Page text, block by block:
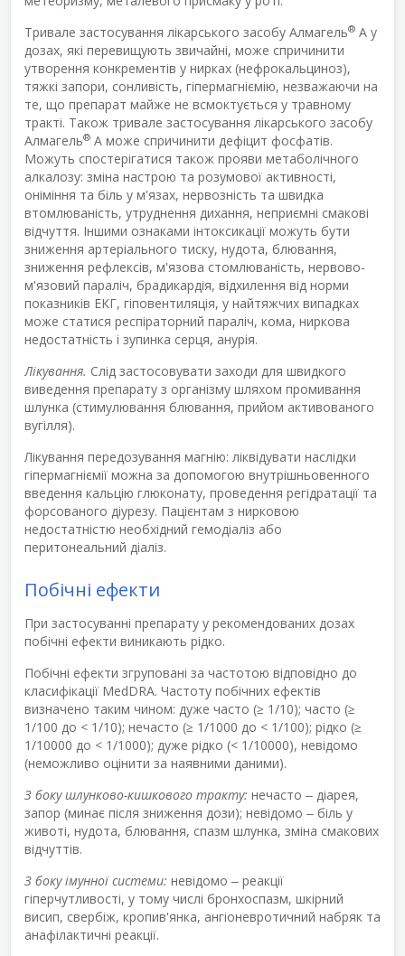
Тривале застосування лікарського засобу Алмагель® А у
дозах, які перевищують звичайні, може спричинити
утворення конкрементів у нирках (нефрокальциноз),
тяжкі запори, сонливість, гіпермагніємію, незважаючи на
те, що препарат майже не всмоктується у травному
тракті. Також тривале застосування лікарського засобу
Алмагель® А може спричинити дефіцит фосфатів.
Можуть спостерігатися також прояви метаболічного
алкалозу: зміна настрою та розумової активності,
оніміння та біль у м'язах, нервозність та швидка
втомлюваність, утруднення дихання, неприємні смакові
відчуття. Іншими ознаками інтоксикації можуть бути
зниження артеріального тиску, нудота, блювання,
зниження рефлексів, м'язова стомлюваність, нервово-
м'язовий параліч, брадикардія, відхилення від норми
показників ЕКГ, гіповентиляція, у найтяжчих випадках
може статися респіраторний параліч, кома, ниркова
недостатність і зупинка серця, анурія.
Лікування. Слід застосовувати заходи для швидкого
виведення препарату з організму шляхом промивання
шлунка (стимулювання блювання, прийом активованого
вугілля).
Лікування передозування магнію: ліквідувати наслідки
гіпермагніємії можна за допомогою внутрішньовенного
введення кальцію глюконату, проведення регідратації та
форсованого діурезу. Пацієнтам з нирковою
недостатністю необхідний гемодіаліз або
перитонеальний діаліз.
Побічні ефекти
При застосуванні препарату у рекомендованих дозах
побічні ефекти виникають рідко.
Побічні ефекти згруповані за частотою відповідно до
класифікації MedDRA. Частоту побічних ефектів
визначено таким чином: дуже часто (≥ 1/10); часто (≥
1/100 до < 1/10); нечасто (≥ 1/1000 до < 1/100); рідко (≥
1/10000 до < 1/1000); дуже рідко (< 1/10000), невідомо
(неможливо оцінити за наявними даними).
З боку шлунково-кишкового тракту: нечасто ‒ діарея,
запор (минає після зниження дози); невідомо ‒ біль у
животі, нудота, блювання, спазм шлунка, зміна смакових
відчуттів.
З боку імунної системи: невідомо ‒ реакції
гіперчутливості, у тому числі бронхоспазм, шкірний
висип, свербіж, кропив'янка, ангіоневротичний набряк та
анафілактичні реакції.